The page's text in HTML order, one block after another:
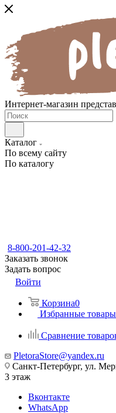
Интернет-магазин
Каталог
По всему сайту
По каталогу
8-800-201-42-32
Заказать звонок
Задать вопрос
Войти
Корзина0
Избранные товары
Сравнение
PletoraStore@yandex.ru
Санкт-Петербург, ул.
3 этаж
Вконтакте
WhatsApp